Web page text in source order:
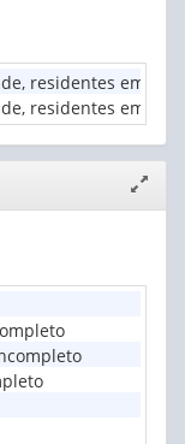
residentes em
residentes em
janela